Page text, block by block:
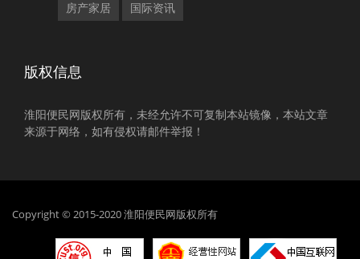
房产家居 国际资讯
版权信息
淮阳便民网版权所有，未经允许不可复制本站镜像，本站文章
来源于网络，如有侵权请邮件举报！
Copyright © 2015-2020 淮阳便民网版权所有